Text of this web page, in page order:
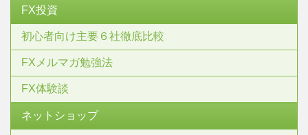
FX投資
初心者向け主要６社徹底比較
FXメルマガ勉強法
FX体験談
ネットショップ